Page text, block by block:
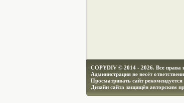
COPYDIV © 2014 - 2026. Все права
Администрация не несёт
Просматривать сайт
Дизайн сайта защищён авторским